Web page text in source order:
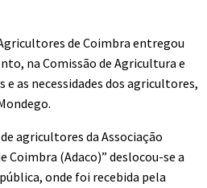
de Coimbra entregou
na Comissão de Agricultura e
e as necessidades dos agricultores,
agricultores da Associação
(Adaco)” deslocou-se a
onde foi recebida pela